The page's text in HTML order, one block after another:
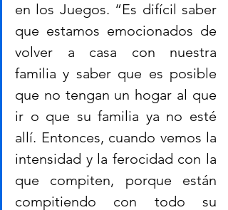
en los Juegos. “Es difícil saber
que estamos emocionados de
volver a casa con nuestra
familia y saber que es posible
que no tengan un hogar al que
ir o que su familia ya no esté
allí. Entonces, cuando vemos la
intensidad y la ferocidad con la
que compiten, porque están
compitiendo con todo su